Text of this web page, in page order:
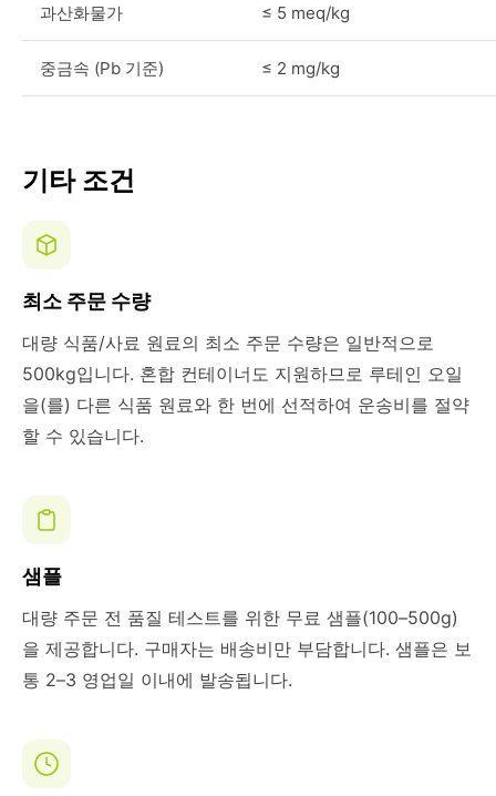
과산화물가 ≤ 5 meq/kg
중금속 (Pb 기준) ≤ 2 mg/kg
기타 조건
최소 주문 수량
대량 식품/사료 원료의 최소 주문 수량은 일반적으로
500kg입니다. 혼합 컨테이너도 지원하므로 루테인 오일
을(를) 다른 식품 원료와 한 번에 선적하여 운송비를 절약
할 수 있습니다.
샘플
대량 주문 전 품질 테스트를 위한 무료 샘플(100–500g)
을 제공합니다. 구매자는 배송비만 부담합니다. 샘플은 보
통 2–3 영업일 이내에 발송됩니다.